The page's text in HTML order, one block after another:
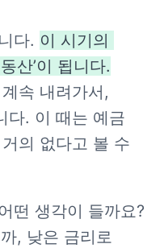
다. 이 시기의
산’이 됩니다.
속 내려가서,
다. 이 때는 예금
의 없다고 볼 수
떤 생각이 들까요?
, 낮은 금리로